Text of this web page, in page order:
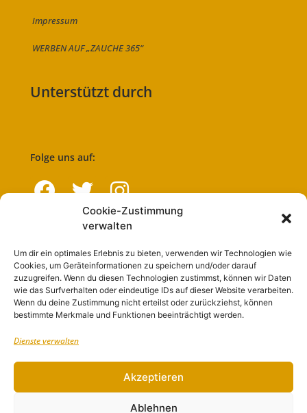
Cookie-Zustimmung
verwalten
Um dir ein optimales Erlebnis zu bieten, verwenden wir Technologien wie
Cookies, um Geräteinformationen zu speichern und/oder darauf
zuzugreifen. Wenn du diesen Technologien zustimmst, können wir Daten
wie das Surfverhalten oder eindeutige IDs auf dieser Website verarbeiten.
Wenn du deine Zustimmung nicht erteilst oder zurückziehst, können
bestimmte Merkmale und Funktionen beeinträchtigt werden.
Dienste verwalten
Akzeptieren
Ablehnen
Impressum
WERBEN AUF „ZAUCHE 365“
Unterstützt durch
Folge uns auf:
Navigation
Start
Nutzungsbedingungen
Abo
Artikel einreichen
Kontakt